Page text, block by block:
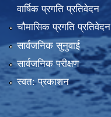
वार्षिक प्रगति प्रतिवेदन
चौमासिक प्रगति प्रतिवेदन
सार्वजनिक सुनुवाई
सार्वजनिक परीक्षण
स्वत: प्रकाशन